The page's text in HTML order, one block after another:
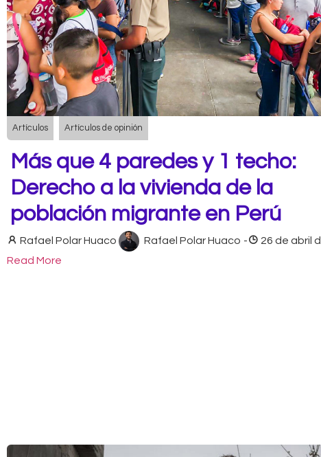
Artículos Artículos de opinión
Más que 4 paredes y 1 techo:
Derecho a la vivienda de la
población migrante en Perú
Rafael Polar Huaco Rafael Polar Huaco - 26 de abril
Read More